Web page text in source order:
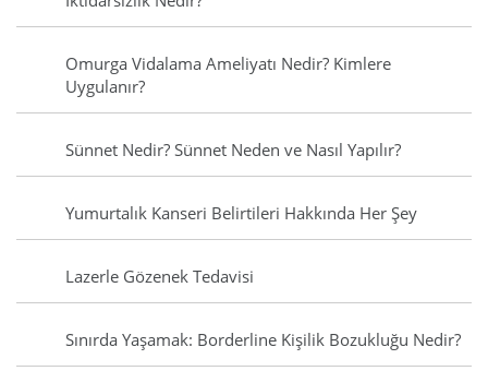
Omurga Vidalama Ameliyatı Nedir? Kimlere
Uygulanır?
Sünnet Nedir? Sünnet Neden ve Nasıl Yapılır?
Yumurtalık Kanseri Belirtileri Hakkında Her Şey
Lazerle Gözenek Tedavisi
Sınırda Yaşamak: Borderline Kişilik Bozukluğu Nedir?